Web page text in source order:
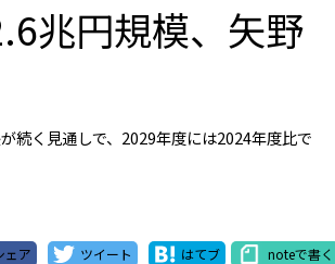
兆円規模、矢野
続く見通しで、2029年度には2024年度比で
ェア
ツイート はてブ noteで書く